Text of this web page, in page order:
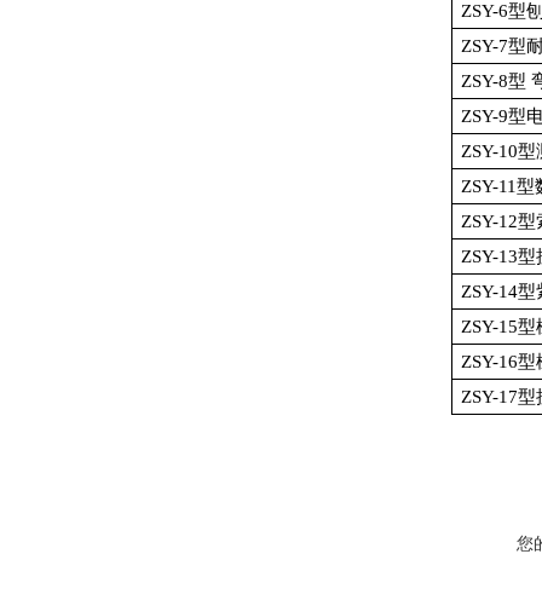
ZSY-6型
ZSY-7型
ZSY-8型
ZSY-9型
ZSY-10型
ZSY-11型
ZSY-12型
ZSY-13型
ZSY-14型
ZSY-15型
ZSY-16型
ZSY-17型
您